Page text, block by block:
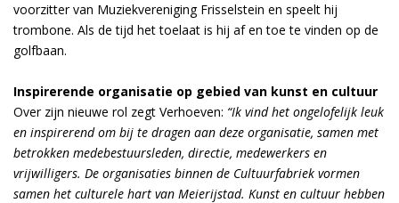
voorzitter van Muziekvereniging Frisselstein en speelt hij
trombone. Als de tijd het toelaat is hij af en toe te vinden op de
golfbaan.
Inspirerende organisatie op gebied van kunst en cultuur
Over zijn nieuwe rol zegt Verhoeven: “Ik vind het ongelofelijk leuk
en inspirerend om bij te dragen aan deze organisatie, samen met
betrokken medebestuursleden, directie, medewerkers en
vrijwilligers. De organisaties binnen de Cultuurfabriek vormen
samen het culturele hart van Meierijstad. Kunst en cultuur hebben